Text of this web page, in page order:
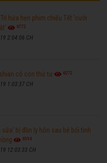
hứa hẹn phim chiếu Tết 'cười
6772
2:04:06 CH
có con thứ tư 6272
1:03:37 CH
sữa' bị đồn ly hôn sau bê bối tình
6594
12:03:33 CH